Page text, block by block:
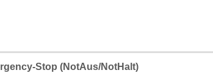
Stop (NotAus/NotHalt)